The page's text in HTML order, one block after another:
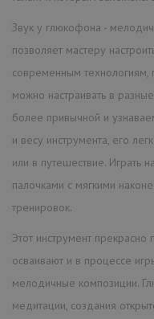
Звук у глюкофона -
позволяет мастеру
современным технологиям,
можно настраивать в
более привычной и
и весу инструмента, его
или в путешествие. Играть
палочками с мягкими
тренировок.
Этот инструмент
осваивают и в процессе
мелодичные композиции.
медитации, создания